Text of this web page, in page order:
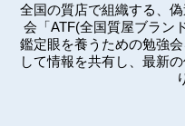
全国の質店で組織する、
会「ATF(全国質屋ブラン
鑑定眼を養うための勉強
して情報を共有し、最新